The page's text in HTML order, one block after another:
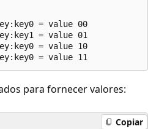
= value 00
= value 01
= value 10
para fornecer valores:
Copiar